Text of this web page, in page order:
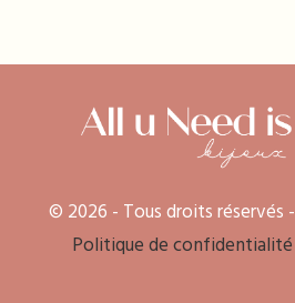
© 2026 - Tous droits réservés -
Politique de confidentialité